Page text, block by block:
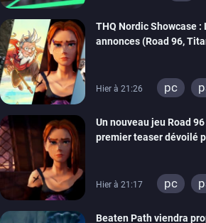
THQ Nordic Showcase
annonces (Road 96,
Hier à 21:26 pc
xbox
Un nouveau jeu Road
premier teaser dévoilé
Hier à 21:17 pc
Beaten Path viendra